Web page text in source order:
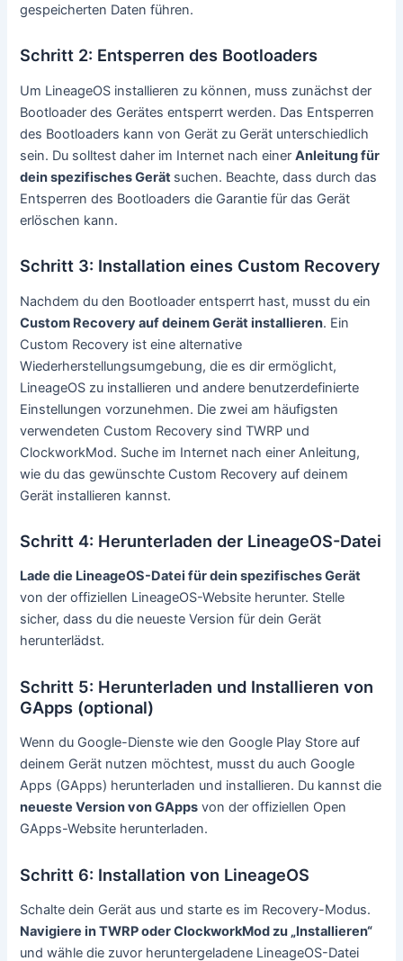
gespeicherten Daten führen.
Schritt 2: Entsperren des Bootloaders
Um LineageOS installieren zu können, muss zunächst der
Bootloader des Gerätes entsperrt werden. Das Entsperren
des Bootloaders kann von Gerät zu Gerät unterschiedlich
sein. Du solltest daher im Internet nach einerAnleitung für
dein spezifisches Gerät suchen. Beachte, dass durch das
Entsperren des Bootloaders die Garantie für das Gerät
erlöschen kann.
Schritt 3: Installation eines Custom Recovery
Nachdem du den Bootloader entsperrt hast, musst du ein
Custom Recovery auf deinem Gerät installieren. Ein
Custom Recovery ist eine alternative
Wiederherstellungsumgebung, die es dir ermöglicht,
LineageOS zu installieren und andere benutzerdefinierte
Einstellungen vorzunehmen. Die zwei am häufigsten
verwendeten Custom Recovery sind TWRP und
ClockworkMod. Suche im Internet nach einer Anleitung,
wie du das gewünschte Custom Recovery auf deinem
Gerät installieren kannst.
Schritt 4: Herunterladen der LineageOS-Datei
Lade die LineageOS-Datei für dein spezifisches Gerät
von der offiziellen LineageOS-Website herunter. Stelle
sicher, dass du die neueste Version für dein Gerät
herunterlädst.
Schritt 5: Herunterladen und Installieren von
GApps (optional)
Wenn du Google-Dienste wie den Google Play Store auf
deinem Gerät nutzen möchtest, musst du auch Google
Apps (GApps) herunterladen und installieren. Du kannst die
neueste Version von GApps von der offiziellen Open
GApps-Website herunterladen.
Schritt 6: Installation von LineageOS
Schalte dein Gerät aus und starte es im Recovery-Modus.
Navigiere in TWRP oder ClockworkMod zu „Installieren“
und wähle die zuvor heruntergeladene LineageOS-Datei